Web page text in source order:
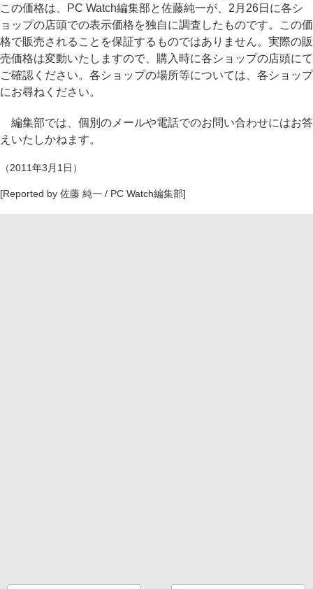
この価格は、PC Watch編集部と佐藤純一が、2月26日に各シ
ョップの店頭での表示価格を独自に調査したものです。この価
格で販売されることを保証するものではありません。実際の販
売価格は変動いたしますので、購入時に各ショップの店頭にて
ご確認ください。各ショップの場所等については、各ショップ
にお尋ねください。
編集部では、個別のメールや電話でのお問い合わせにはお答
えいたしかねます。
（2011年3月1日）
[Reported by 佐藤 純一 / PC Watch編集部]